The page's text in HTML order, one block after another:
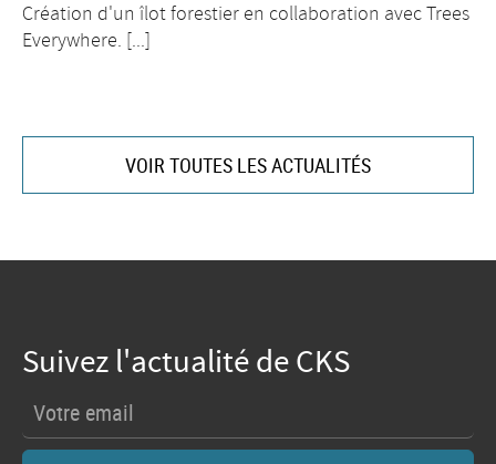
Création d'un îlot forestier en collaboration avec Trees
Everywhere. [...]
VOIR TOUTES LES ACTUALITÉS
Suivez l'actualité de CKS